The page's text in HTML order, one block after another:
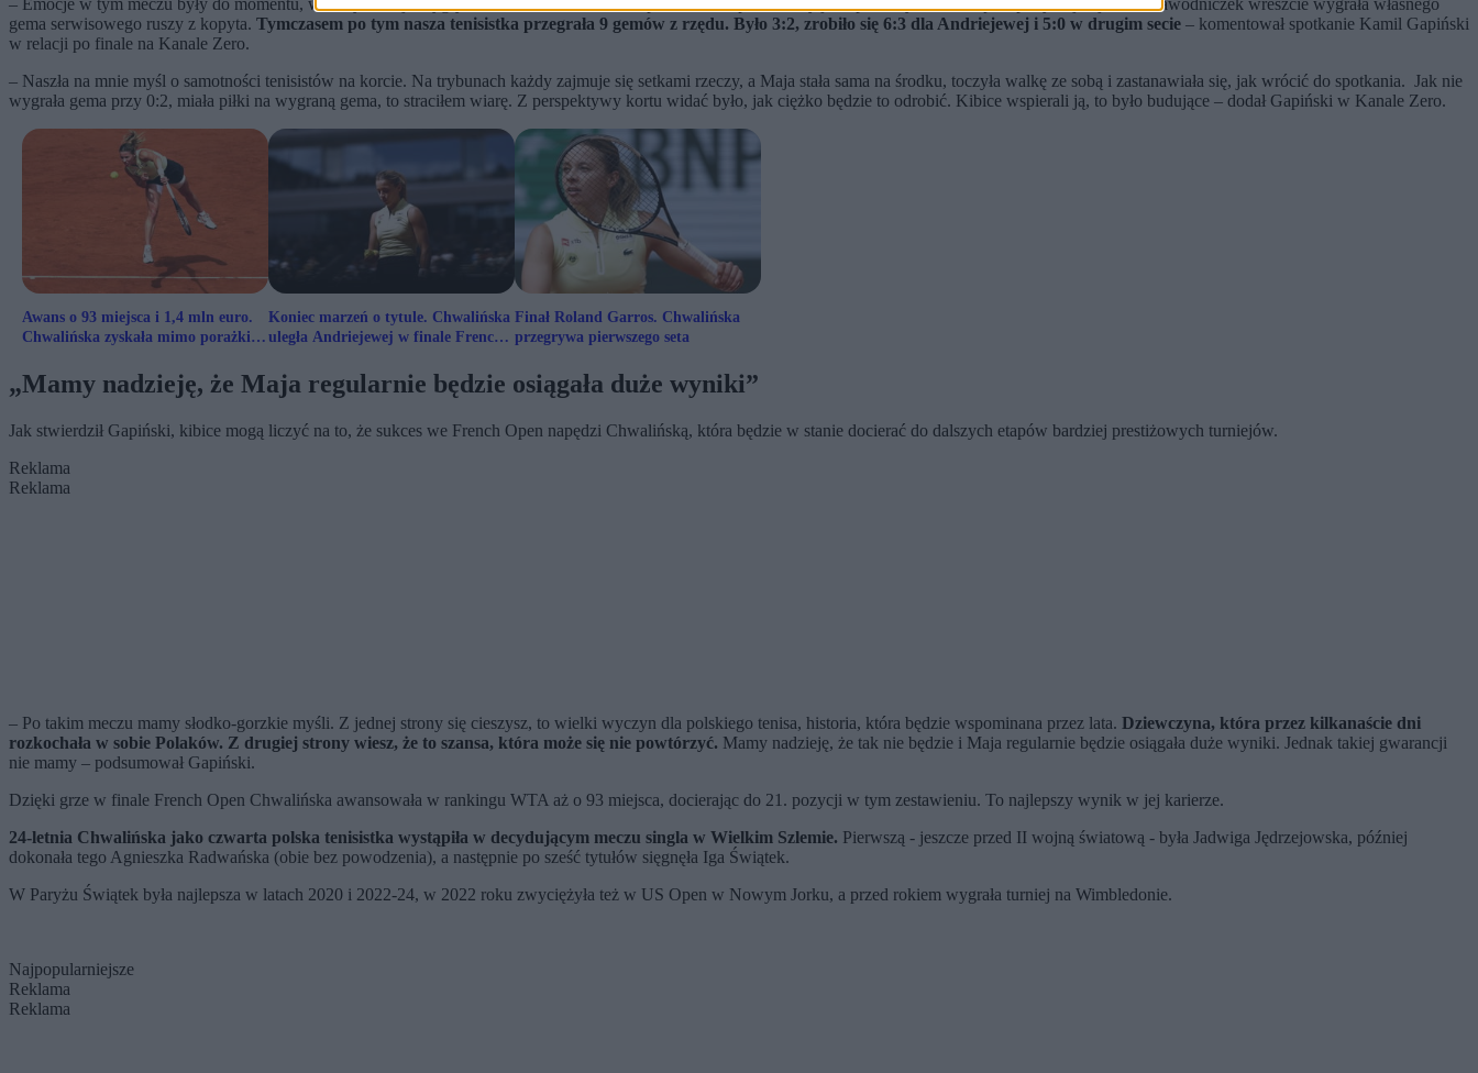
– Emocje w tym meczu były do momentu, w którym Maja wygrywała 3:2, obroniła własne podanie. Jak przewrotny jest sport: wydawało się, że po tym, jak jedna z zawodniczek wreszcie wygrała własnego
gema serwisowego ruszy z kopyta. Tymczasem po tym nasza tenisistka przegrała 9 gemów z rzędu. Było 3:2, zrobiło się 6:3 dla Andriejewej i 5:0 w drugim secie – komentował spotkanie Kamil Gapiński
w relacji po finale na Kanale Zero.
– Naszła na mnie myśl o samotności tenisistów na korcie. Na trybunach każdy zajmuje się setkami rzeczy, a Maja stała sama na środku, toczyła walkę ze sobą i zastanawiała się, jak wrócić do spotkania. Jak nie
wygrała gema przy 0:2, miała piłki na wygraną gema, to straciłem wiarę. Z perspektywy kortu widać było, jak ciężko będzie to odrobić. Kibice wspierali ją, to było budujące – dodał Gapiński w Kanale Zero.
Awans o 93 miejsca i 1,4 mln euro.
Chwalińska zyskała mimo porażki w
Koniec marzeń o tytule. Chwalińska
uległa Andriejewej w finale French
Finał Roland Garros. Chwalińska
przegrywa pierwszego seta
„Mamy nadzieję, że Maja regularnie będzie osiągała duże wyniki”
Jak stwierdził Gapiński, kibice mogą liczyć na to, że sukces we French Open napędzi Chwalińską, która będzie w stanie docierać do dalszych etapów bardziej prestiżowych turniejów.
Reklama
Reklama
– Po takim meczu mamy słodko-gorzkie myśli. Z jednej strony się cieszysz, to wielki wyczyn dla polskiego tenisa, historia, która będzie wspominana przez lata. Dziewczyna, która przez kilkanaście dni
rozkochała w sobie Polaków. Z drugiej strony wiesz, że to szansa, która może się nie powtórzyć. Mamy nadzieję, że tak nie będzie i Maja regularnie będzie osiągała duże wyniki. Jednak takiej gwarancji
nie mamy – podsumował Gapiński.
Dzięki grze w finale French Open Chwalińska awansowała w rankingu WTA aż o 93 miejsca, docierając do 21. pozycji w tym zestawieniu. To najlepszy wynik w jej karierze.
24-letnia Chwalińska jako czwarta polska tenisistka wystąpiła w decydującym meczu singla w Wielkim Szlemie. Pierwszą - jeszcze przed II wojną światową - była Jadwiga Jędrzejowska, później
dokonała tego Agnieszka Radwańska (obie bez powodzenia), a następnie po sześć tytułów sięgnęła Iga Świątek.
W Paryżu Świątek była najlepsza w latach 2020 i 2022-24, w 2022 roku zwyciężyła też w US Open w Nowym Jorku, a przed rokiem wygrała turniej na Wimbledonie.
Najpopularniejsze
Reklama
Reklama